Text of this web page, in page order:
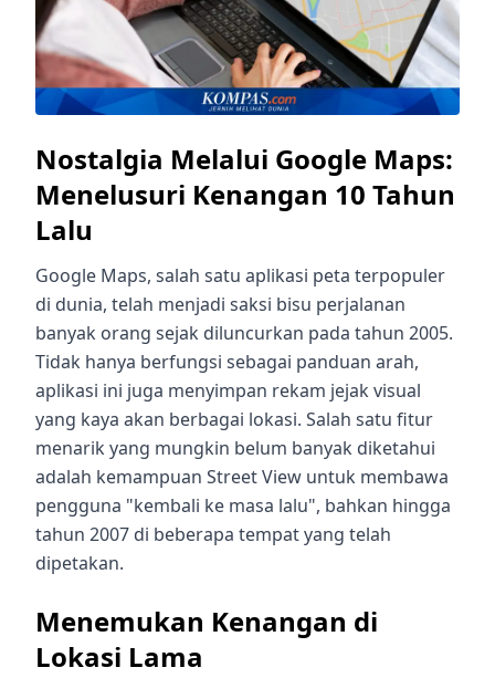
Nostalgia Melalui Google Maps:
Menelusuri Kenangan 10 Tahun
Lalu
Google Maps, salah satu aplikasi peta terpopuler
di dunia, telah menjadi saksi bisu perjalanan
banyak orang sejak diluncurkan pada tahun 2005.
Tidak hanya berfungsi sebagai panduan arah,
aplikasi ini juga menyimpan rekam jejak visual
yang kaya akan berbagai lokasi. Salah satu fitur
menarik yang mungkin belum banyak diketahui
adalah kemampuan Street View untuk membawa
pengguna "kembali ke masa lalu", bahkan hingga
tahun 2007 di beberapa tempat yang telah
dipetakan.
Menemukan Kenangan di
Lokasi Lama